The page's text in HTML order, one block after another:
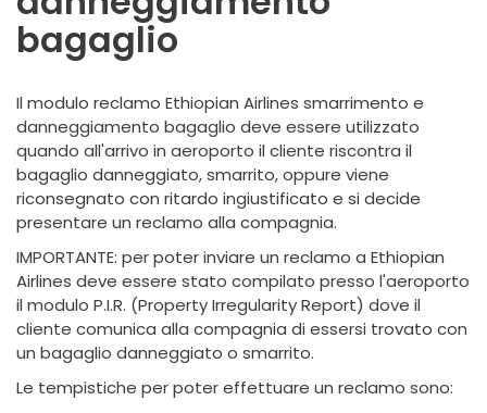
bagaglio
Il modulo reclamo Ethiopian Airlines smarrimento e
danneggiamento bagaglio deve essere utilizzato
quando all'arrivo in aeroporto il cliente riscontra il
bagaglio danneggiato, smarrito, oppure viene
riconsegnato con ritardo ingiustificato e si decide
presentare un reclamo alla compagnia.
IMPORTANTE: per poter inviare un reclamo a Ethiopian
Airlines deve essere stato compilato presso l'aeroporto
il modulo P.I.R. (Property Irregularity Report) dove il
cliente comunica alla compagnia di essersi trovato con
un bagaglio danneggiato o smarrito.
Le tempistiche per poter effettuare un reclamo sono: